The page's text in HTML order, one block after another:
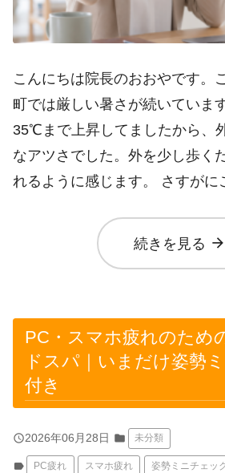
こんにちは院長のおおやです。
町では厳しい暑さが続いていま
35℃まで上昇してましたから、
なアツさでした。外を少し歩く
れるように感じます。 さすが
続きを見る arrow_forward
PC・スマホ疲れのため
ドスパ｜いまだけ姿勢
付き
query_builder2026年06月28日 folder 未分類
label PC疲れ スマホ疲れ 姿勢ミニチェッ